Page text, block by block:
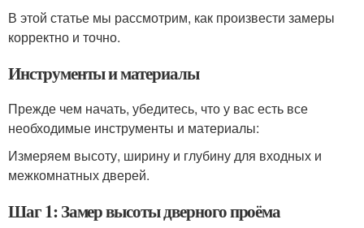
В этой статье мы рассмотрим, как произвести замеры
корректно и точно.
Инструменты и материалы
Прежде чем начать, убедитесь, что у вас есть все
необходимые инструменты и материалы:
Измеряем высоту, ширину и глубину для входных и
межкомнатных дверей.
Шаг 1: Замер высоты дверного проёма